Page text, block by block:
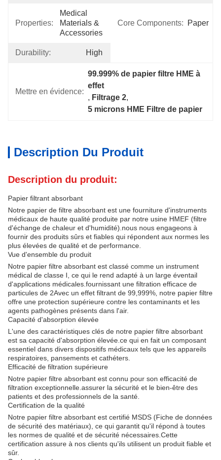
Properties:
Medical
Materials &
Accessories
Core Components: Paper
Durability: High
Mettre en évidence:
99.999% de papier filtre HME à
effet
, Filtrage 2,
5 microns HME Filtre de papier
Description Du Produit
Description du produit:
Papier filtrant absorbant
Notre papier de filtre absorbant est une fourniture d'instruments
médicaux de haute qualité produite par notre usine HMEF (filtre
d'échange de chaleur et d'humidité).nous nous engageons à
fournir des produits sûrs et fiables qui répondent aux normes les
plus élevées de qualité et de performance.
Vue d'ensemble du produit
Notre papier filtre absorbant est classé comme un instrument
médical de classe I, ce qui le rend adapté à un large éventail
d'applications médicales.fournissant une filtration efficace de
particules de 2Avec un effet filtrant de 99,999%, notre papier filtre
offre une protection supérieure contre les contaminants et les
agents pathogènes présents dans l'air.
Capacité d'absorption élevée
L'une des caractéristiques clés de notre papier filtre absorbant
est sa capacité d'absorption élevée.ce qui en fait un composant
essentiel dans divers dispositifs médicaux tels que les appareils
respiratoires, pansements et cathéters.
Efficacité de filtration supérieure
Notre papier filtre absorbant est connu pour son efficacité de
filtration exceptionnelle.assurer la sécurité et le bien-être des
patients et des professionnels de la santé.
Certification de la qualité
Notre papier filtre absorbant est certifié MSDS (Fiche de données
de sécurité des matériaux), ce qui garantit qu'il répond à toutes
les normes de qualité et de sécurité nécessaires.Cette
certification assure à nos clients qu'ils utilisent un produit fiable et
sûr.